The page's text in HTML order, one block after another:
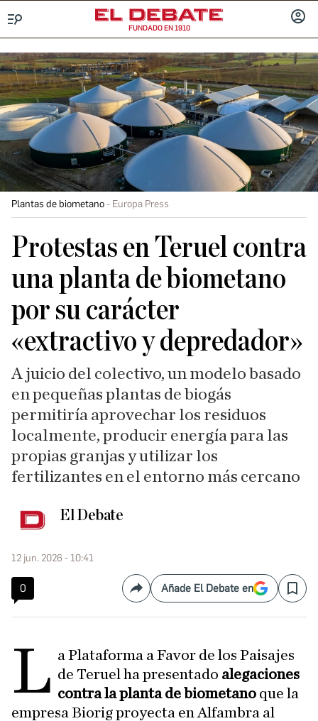
FUNDADO EN 1910
Plantas de biometano Europa Press
Protestas en Teruel contra
una planta de biometano
por su carácter
«extractivo y depredador»
A juicio del colectivo, un modelo basado
en pequeñas plantas de biogás
permitiría aprovechar los residuos
localmente, producir energía para las
propias granjas y utilizar los
fertilizantes en el entorno más cercano
El Debate
12 jun. 2026 - 10:41
0 CompartirAñade El Debate en Save
L a Plataforma a Favor de los Paisajes
de Teruel ha presentado alegaciones
contra la planta de biometano que la
empresa Biorig proyecta en Alfambra al